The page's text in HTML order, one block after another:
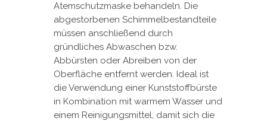
Atemschutzmaske behandeln. Die
abgestorbenen Schimmelbestandteile
müssen anschließend durch
gründliches Abwaschen bzw.
Abbürsten oder Abreiben von der
Oberfläche entfernt werden. Ideal ist
die Verwendung einer Kunststoffbürste
in Kombination mit warmem Wasser und
einem Reinigungsmittel, damit sich die